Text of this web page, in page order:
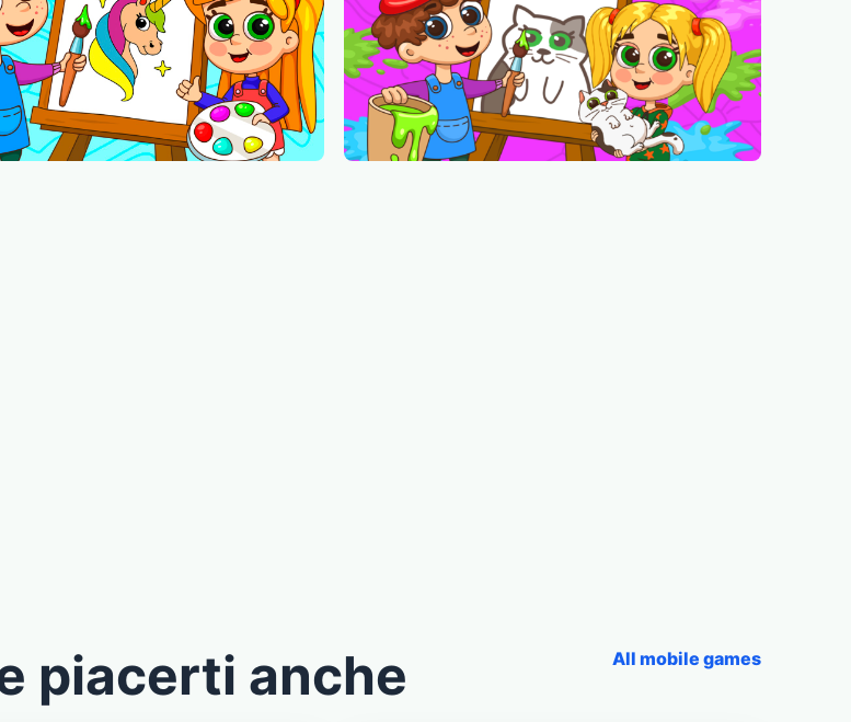
piacerti anche All mobile games